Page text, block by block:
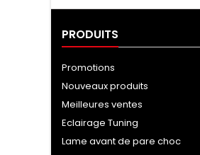
PRODUITS
Promotions
Nouveaux produits
Meilleures ventes
Eclairage Tuning
Lame avant de pare choc